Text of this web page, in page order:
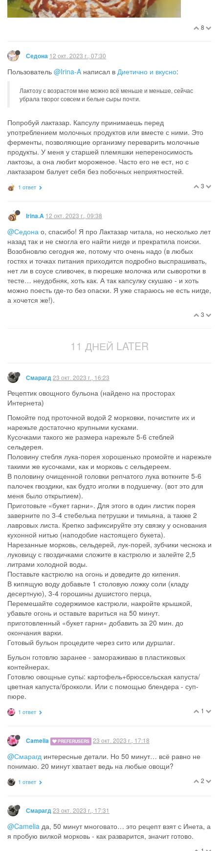
8
Седона 12 окт. 2023 г., 07:30
Пользователь @Irina-A написал в Диетично и вкусно:
Лактозу с возрастом мне можно всё меньше и меньше, сейчас
убрала творог совсем и белые сыры почти.
Попробуй лактазар. Капсулу принимаешь перед
употреблением молочных продуктов или вместе с ними. Это
ферменты, позволяющие организму переварить молочные
продукты. У меня у старшей племяшки непереносимость
лактозы, а она любит мороженое. Часто его не ест, но с
лактазаром балует себя без побочных неприятностей.
3
1 ответ
Irina.A 12 окт. 2023 г., 09:38
@Седона о, спасибо! Я про Лактазар читала, но несколько лет
назад так и не смогла его найти нигде и прекратила поиски.
Возобновлю сегодня же, потому что очень надо (в любых
гостях и точках питания приходится подробно выспрашивать,
нет ли в соусе сливочек, в пюрешке молочка или сыворотки в
тесте… неудобняк, хоть как. А так капсулку скушаю - и хоть
можно поесть где-то без опаски. Я уже стараюсь не есть нигде,
а хочется же!).
3
11 ДНЕЙ LATER
Смарагд23 окт. 2023 г., 16:23
Рецептик овощного бульона (найдено на просторах
Интернета)
Помойте под проточной водой 2 морковки, почистите их и
нарежьте достаточно крупными кусками.
Кусочками такого же размера нарежьте 5-6 стеблей
сельдерея.
Половину стебля лука-порея хорошенько промойте и нарежьте
такими же кусочками, как и морковь с сельдереем.
В половину очищенной головки репчатого лука воткните 5-6
палочек гвоздики, как будто иголки в подушечку. (вот это для
меня было открытием).
Приготовьте «букет гарни». Для этого в один листик порея
заверните по 3-4 стебелька петрушки и тимьяна, а также 2
лавровых листа. Крепко зафиксируйте эту связку у основания
кухонной нитью (наподобие настоящего букета).
Нарезанные морковь, сельдерей, лук-порей, зубчики чеснока и
луковицу с гвоздичками сложите в кастрюлю и залейте 2,5
литрами холодной воды.
Поставьте кастрюлю на огонь и доведите до кипения.
В кипящую воду добавьте 1 столовую ложку соли (кладу
десертную), 3-4 горошины душистого перца,
Перемешайте содержимое кастрюли, накройте крышкой,
убавьте огонь и оставьте вариться на 50 минут.
приготовленный «букет гарни» добавить за 20 мин. до
окончания варки.
Готовый бульон процедите через сито или дуршлаг.
Бульон готовлю заранее - замораживаю в пластиковых
контейнерах.
Готовлю овощные супы: картофель+брюссельская капуста/
цветная капуста/брокколи. Или с помощью блендера - суп-
пюре.
1
1 ответ
Camelia PREFERUSERS 23 окт. 2023 г., 17:18
@Смарагд интересные детали. Но 50 минут… всё равно не
понимаю. 20 минут хватает ведь на любые овощи?
2
1 ответ
Смарагд23 окт. 2023 г., 17:31
@Camelia да, 50 минут многовато… это рецепт взят с Инета, а
я пробую вилкой морковь - как разварится, значит готово.